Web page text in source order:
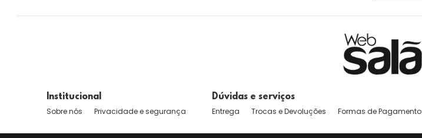
Institucional
Sobre nós Privacidade e segurança
Dúvidas e serviços
Entrega Trocas e Devoluções Formas de Pagamento